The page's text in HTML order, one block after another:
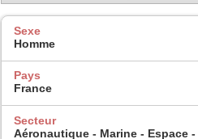
Sexe
Homme
Pays
France
Secteur
Aéronautique - Marine - Espace -